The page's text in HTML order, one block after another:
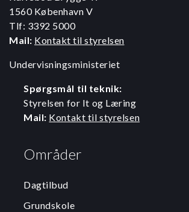
1560 København V
Tlf: 3392 5000
Mail: Kontakt til styrelsen
Undervisningsministeriet
Spørgsmål til teknik:
Styrelsen for It og Læring
Mail: Kontakt til styrelsen
Områder
Dagtilbud
Grundskole